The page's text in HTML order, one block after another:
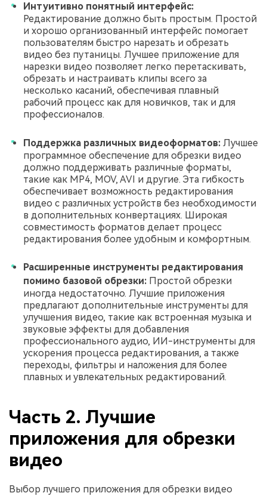
Интуитивно понятный интерфейс:
Редактирование должно быть простым. Простой
и хорошо организованный интерфейс помогает
пользователям быстро нарезать и обрезать
видео без путаницы. Лучшее приложение для
нарезки видео позволяет легко перетаскивать,
обрезать и настраивать клипы всего за
несколько касаний, обеспечивая плавный
рабочий процесс как для новичков, так и для
профессионалов.
Поддержка различных видеоформатов: Лучшее
программное обеспечение для обрезки видео
должно поддерживать различные форматы,
такие как MP4, MOV, AVI и другие. Эта гибкость
обеспечивает возможность редактирования
видео с различных устройств без необходимости
в дополнительных конвертациях. Широкая
совместимость форматов делает процесс
редактирования более удобным и комфортным.
Расширенные инструменты редактирования
помимо базовой обрезки: Простой обрезки
иногда недостаточно. Лучшие приложения
предлагают дополнительные инструменты для
улучшения видео, такие как встроенная музыка и
звуковые эффекты для добавления
профессионального аудио, ИИ-инструменты для
ускорения процесса редактирования, а также
переходы, фильтры и наложения для более
плавных и увлекательных редактирований.
Часть 2. Лучшие
приложения для обрезки
видео
Выбор лучшего приложения для обрезки видео